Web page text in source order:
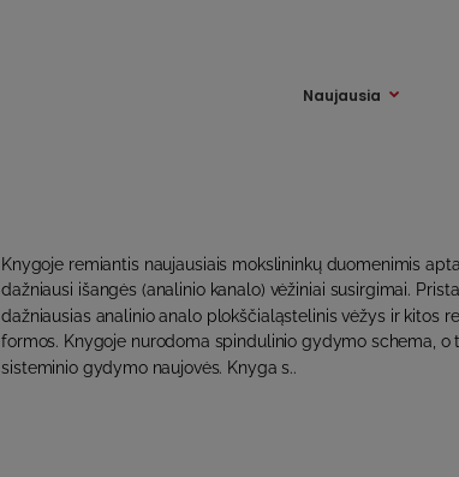
Knygoje remiantis naujausiais mokslininkų duomenimis
dažniausi išangės (analinio kanalo) vėžiniai susirgimai.
dažniausias analinio analo plokščialąstelinis vėžys ir kitos
formos. Knygoje nurodoma spindulinio gydymo schema, o
sisteminio gydymo naujovės. Knyga s..